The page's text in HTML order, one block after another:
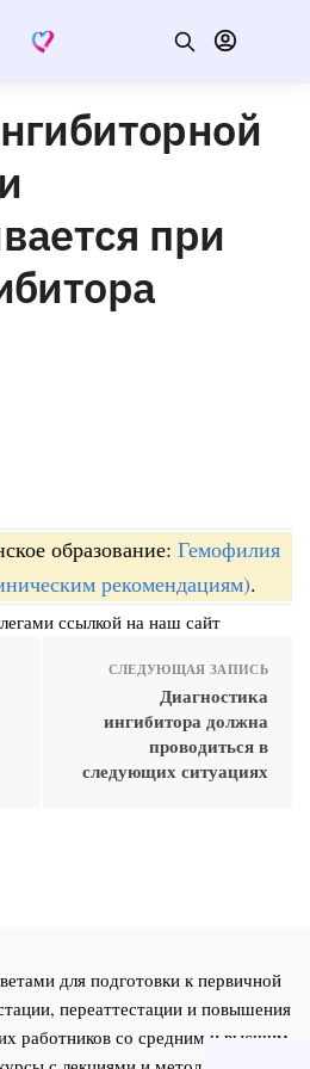
при
образование: Гемофилия
рекомендациям).
ссылкой на наш сайт
СЛЕДУЮЩАЯ ЗАПИСЬ
Диагностика
ингибитора должна
проводиться в
следующих ситуациях
для подготовки к первичной
переаттестации и повышения
работников со средним и высшим